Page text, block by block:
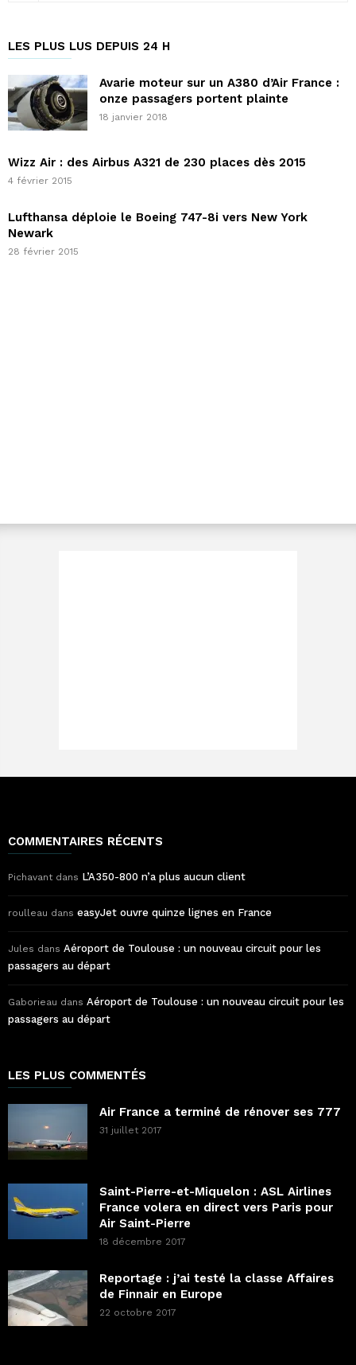
LES PLUS LUS DEPUIS 24 H
Avarie moteur sur un A380 d’Air France :
onze passagers portent plainte
18 janvier 2018
Wizz Air : des Airbus A321 de 230 places dès 2015
4 février 2015
Lufthansa déploie le Boeing 747-8i vers New York
Newark
28 février 2015
COMMENTAIRES RÉCENTS
Pichavant dans L’A350-800 n’a plus aucun client
roulleau dans easyJet ouvre quinze lignes en France
Jules dans Aéroport de Toulouse : un nouveau circuit pour les
passagers au départ
Gaborieau dans Aéroport de Toulouse : un nouveau circuit pour les
passagers au départ
LES PLUS COMMENTÉS
Air France a terminé de rénover ses 777
31 juillet 2017
Saint-Pierre-et-Miquelon : ASL Airlines
France volera en direct vers Paris pour
Air Saint-Pierre
18 décembre 2017
Reportage : j’ai testé la classe Affaires
de Finnair en Europe
22 octobre 2017